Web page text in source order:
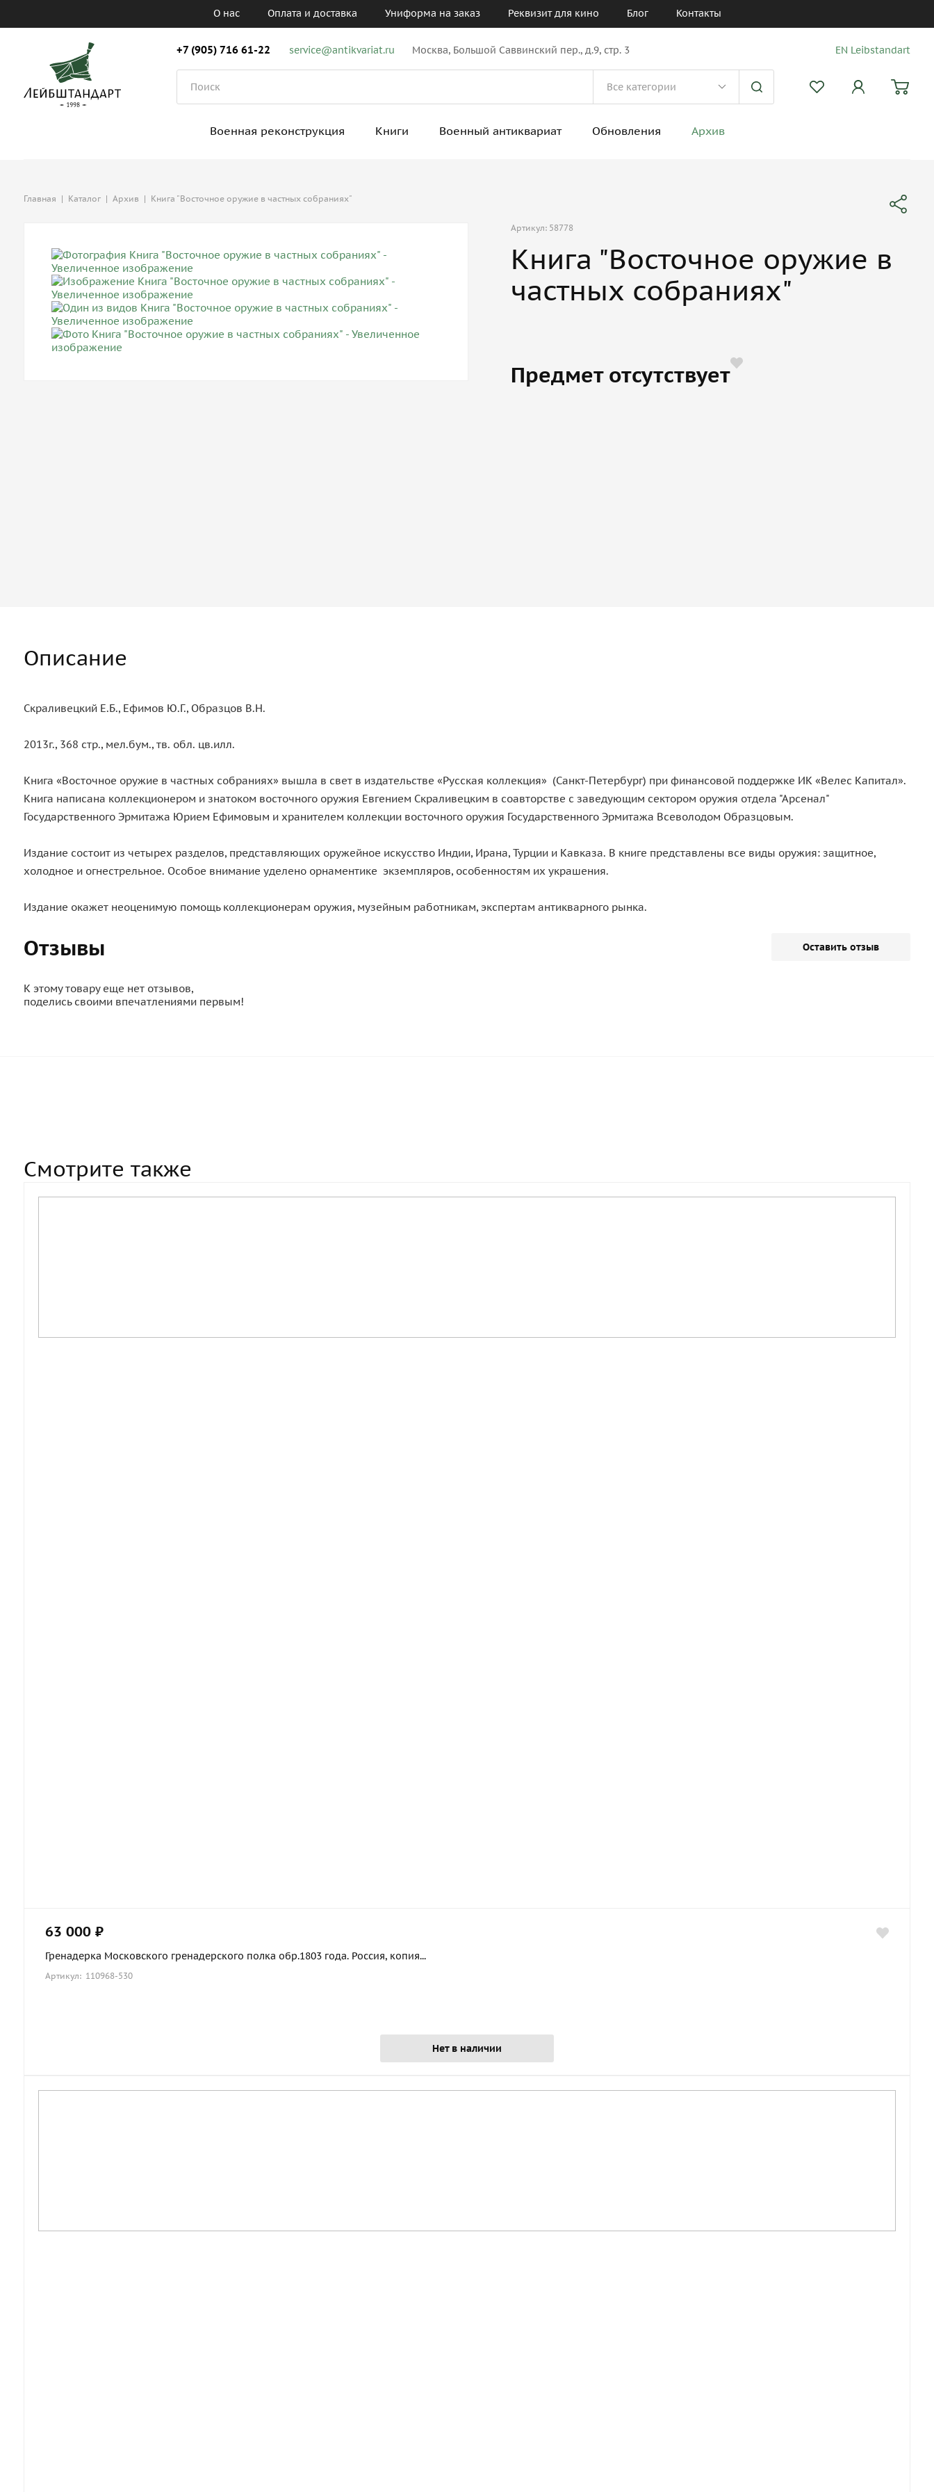
О нас Оплата и доставка Униформа на заказ Реквизит для кино Блог Контакты
+7 (905) 716 61-22 service@antikvariat.ru Москва, Большой Саввинский пер., д.9, стр. 3 EN Leibstandart
Военная реконструкция Книги Военный антиквариат Обновления Архив
Главная | Каталог | Архив | Книга "Восточное оружие в частных собраниях"
Артикул: 58778
Книга "Восточное оружие в
частных собраниях"
Предмет отсутствует
Описание
Скраливецкий Е.Б., Ефимов Ю.Г., Образцов В.Н.
2013г., 368 стр., мел.бум., тв. обл. цв.илл.
Книга «Восточное оружие в частных собраниях» вышла в свет в издательстве «Русская коллекция» (Санкт-Петербург) при финансовой поддержке ИК «Велес Капитал».
Книга написана коллекционером и знатоком восточного оружия Евгением Скраливецким в соавторстве с заведующим сектором оружия отдела "Арсенал"
Государственного Эрмитажа Юрием Ефимовым и хранителем коллекции восточного оружия Государственного Эрмитажа Всеволодом Образцовым.
Издание состоит из четырех разделов, представляющих оружейное искусство Индии, Ирана, Турции и Кавказа. В книге представлены все виды оружия: защитное,
холодное и огнестрельное. Особое внимание уделено орнаментике экземпляров, особенностям их украшения.
Издание окажет неоценимую помощь коллекционерам оружия, музейным работникам, экспертам антикварного рынка.
Отзывы Оставить отзыв
К этому товару еще нет отзывов,
поделись своими впечатлениями первым!
Смотрите также
63 000 ₽
Гренадерка Московского гренадерского полка обр.1803 года. Россия, копия...
Артикул: 110968-530
Нет в наличии